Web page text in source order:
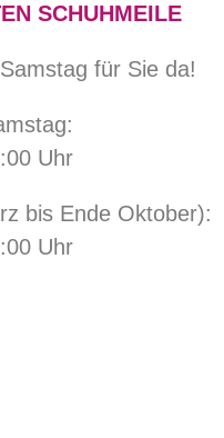
SCHUHMEILE
für Sie da!
Uhr
bis Ende Oktober):
Uhr